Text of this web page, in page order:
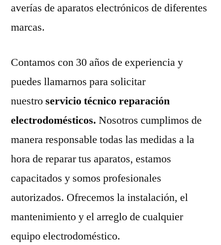
averías de aparatos electrónicos de diferentes
marcas.
Contamos con 30 años de experiencia y
puedes llamarnos para solicitar
nuestroservicio técnico reparación
electrodomésticos. Nosotros cumplimos de
manera responsable todas las medidas a la
hora de reparar tus aparatos, estamos
capacitados y somos profesionales
autorizados. Ofrecemos la instalación, el
mantenimiento y el arreglo de cualquier
equipo electrodoméstico.